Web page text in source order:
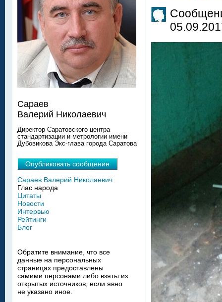
Сараев
Валерий Николаевич
Директор Саратовского центра
стандартизации и метрологии имени
Дубовикова Экс-глава города Саратова
Опубликовать сообщение
Сараев Валерий Николаевич
Глас народа
Цитаты
Новости
Интервью
Рейтинги
Блог
Обратите внимание, что все
данные на персональных
страницах предоставлены
самими персонами либо взяты из
открытых источников, если явно
не указано иное.